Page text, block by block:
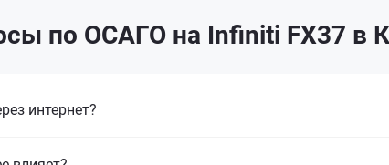
по ОСАГО на Infiniti FX37 в
интернет?